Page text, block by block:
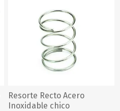
Resorte Recto Acero
Inoxidable chico